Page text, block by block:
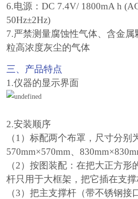
6.电源：DC 7.4V/ 1800mA h
50Hz±2Hz)
7.严禁测量腐蚀性气体、含金
粒高浓度灰尘的气体
三、产品特点
1.仪器的显示界面
2.安装顺序
（1）标配两个布罩，尺寸分别
570mm×570mm、
（2）按图装配：在把大正方形
杆只用于大框架，把它插在支撑
（3）把主支撑杆（带不锈钢接